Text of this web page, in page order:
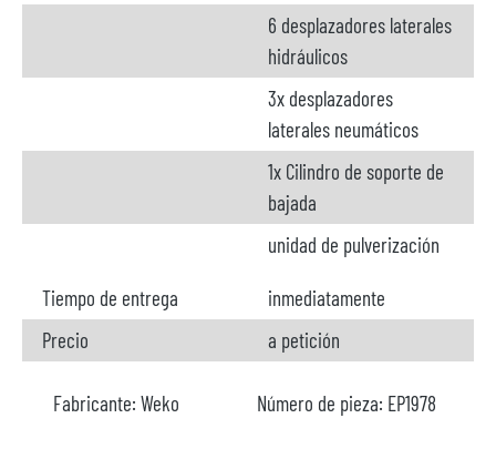
6 desplazadores laterales
hidráulicos
3x desplazadores
laterales neumáticos
1x Cilindro de soporte de
bajada
unidad de pulverización
Tiempo de entrega
inmediatamente
Precio
a petición
Fabricante: Weko Número de pieza: EP1978